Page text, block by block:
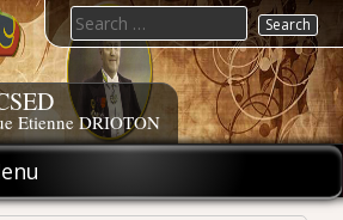
Etienne DRIOTON
Search
for: